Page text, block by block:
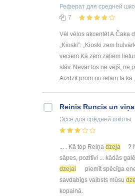
Реферат для средней
7
Vēl vēlos akcentēt A.Čaka
„Kioski”: „Kioski zem
veciem Kā zem zaļiem
stāv. Nevar tos ne vējš, ne
Aizdzīt prom no ielām tā kā
Reinis Runcis un viņa
Эссе для средней школы
... . Kā top Reiņa dzeja
?
sāpes, pozitīvi ... kādās
dzejai
piemīt spēcīga
savdabīgs vaibsts mūsu
kopainā.